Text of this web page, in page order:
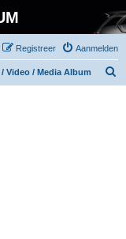
Aanmelden
Registreer
Video / Media Album